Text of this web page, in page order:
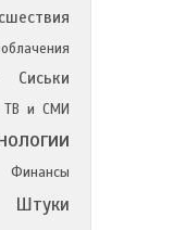
Сиськи
ТВ и СМИ
Финансы
Штуки